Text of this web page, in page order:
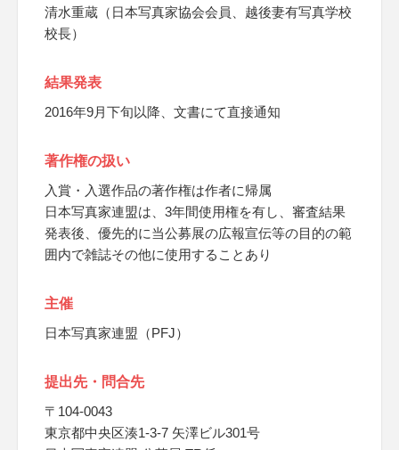
清水重蔵（日本写真家協会会員、越後妻有写真学校
校長）
結果発表
2016年9月下旬以降、文書にて直接通知
著作権の扱い
入賞・入選作品の著作権は作者に帰属
日本写真家連盟は、3年間使用権を有し、審査結果
発表後、優先的に当公募展の広報宣伝等の目的の範
囲内で雑誌その他に使用することあり
主催
日本写真家連盟（PFJ）
提出先・問合先
〒104-0043
東京都中央区湊1-3-7 矢澤ビル301号